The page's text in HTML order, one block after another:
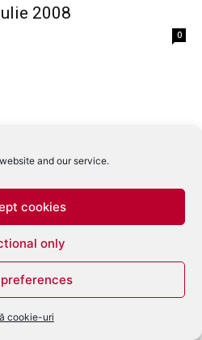
and our service.
cookies
only
cookie-uri
2008
0